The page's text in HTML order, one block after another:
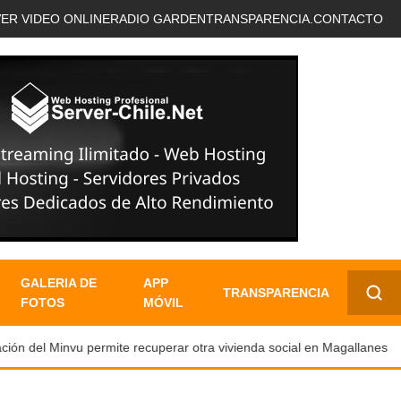
VIDEO ONLINERADIO GARDENTRANSPARENCIA. CONTACTO
GALERIA DE
FOTOS
APP
MÓVIL
TRANSPARENCIA
✕
Minvu permite recuperar otra vivienda social en Magallanes